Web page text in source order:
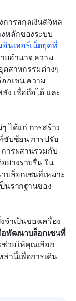
การสกุลเงินดิจิทัล
หลักของระบบ
นเทอร์เน็ตยุคที่
ยอำนาจ ความ
ตสาหกรรมต่างๆ
กเชน ความ
ง เชื่อถือได้ และ
ได้แก่ การสร้าง
ซับซ้อน การปรับ
ารผสานรวมกับ
ย่างราบรื่น ใน
บล็อกเชนที่เหมาะ
นรากฐานของ
ำเป็นของเครื่อง
อพัฒนาบล็อกเชนที่
ช่วยให้คุณเลือก
านี้เพื่อการเดิน
ที่สุดที่ช่วยเสริม
สุดสำหรับทีม
บล็อกเชน